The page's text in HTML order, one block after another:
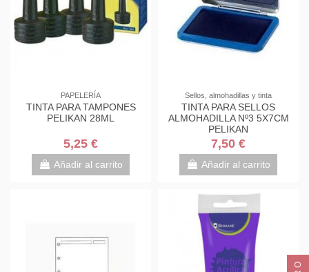
PAPELERÍA
TINTA PARA TAMPONES
PELIKAN 28ML
5,25 €
Añadir al carrito
Sellos, almohadillas y tinta
TINTA PARA SELLOS
ALMOHADILLA Nº3 5X7CM
PELIKAN
7,50 €
Añadir al carrito